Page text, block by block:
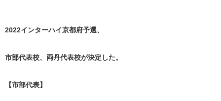
2022インターハイ京都府予選、
市部代表校、両丹代表校が決定した。
【市部代表】